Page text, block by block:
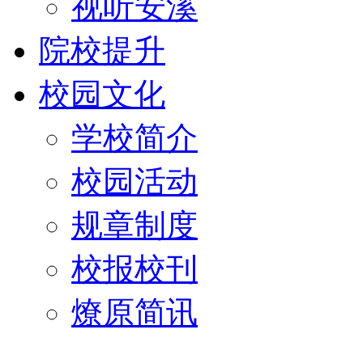
院校提升
校园文化
学校简介
校园活动
规章制度
校报校刊
燎原简讯